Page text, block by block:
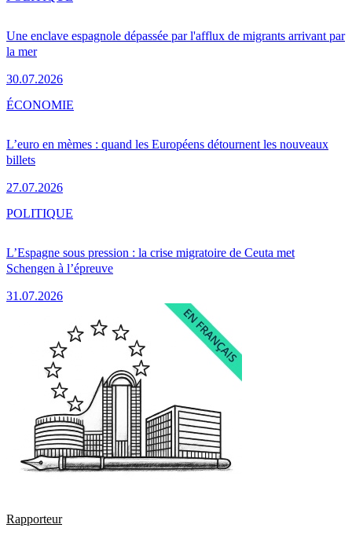
Une enclave espagnole dépassée par l'afflux de migrants arrivant par
la mer
30.07.2026
L’euro en mèmes : quand les Européens détournent les nouveaux
billets
27.07.2026
ÉCONOMIE
L’Espagne sous pression : la crise migratoire de Ceuta met
Schengen à l’épreuve
31.07.2026
POLITIQUE
Rapporteur